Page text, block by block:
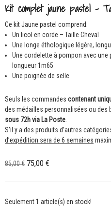
Kit complet jaune pastel –
Ce kit Jaune pastel comprend:
Un licol en corde – Taille Cheval
Une longe éthologique légère,
Une cordelette à pompon avec une
longueur 1m65
Une poignée de selle
Seuls les commandes contenant
des médailles personnalisées ou des
sous 72h via La Poste
S’il y a des produits d’autres
d’expédition sera de 6 semaines
85,00€ Le
était :
75,00 €
est :
Seulement 1 article(s) en stock!